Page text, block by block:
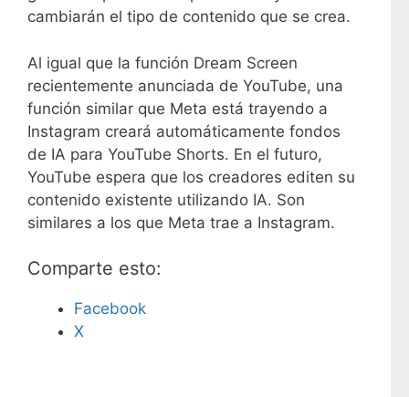
cambiarán el tipo de contenido que se crea.
Al igual que la función Dream Screen
recientemente anunciada de YouTube, una
función similar que Meta está trayendo a
Instagram creará automáticamente fondos
de IA para YouTube Shorts. En el futuro,
YouTube espera que los creadores editen su
contenido existente utilizando IA. Son
similares a los que Meta trae a Instagram.
Comparte esto:
Facebook
X